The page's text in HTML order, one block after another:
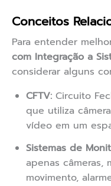
Conceitos
Para entender
com Integração a
considerar alguns
CFTV: Circuito
que utiliza
vídeo em um
Sistemas de
apenas câmeras,
movimento,